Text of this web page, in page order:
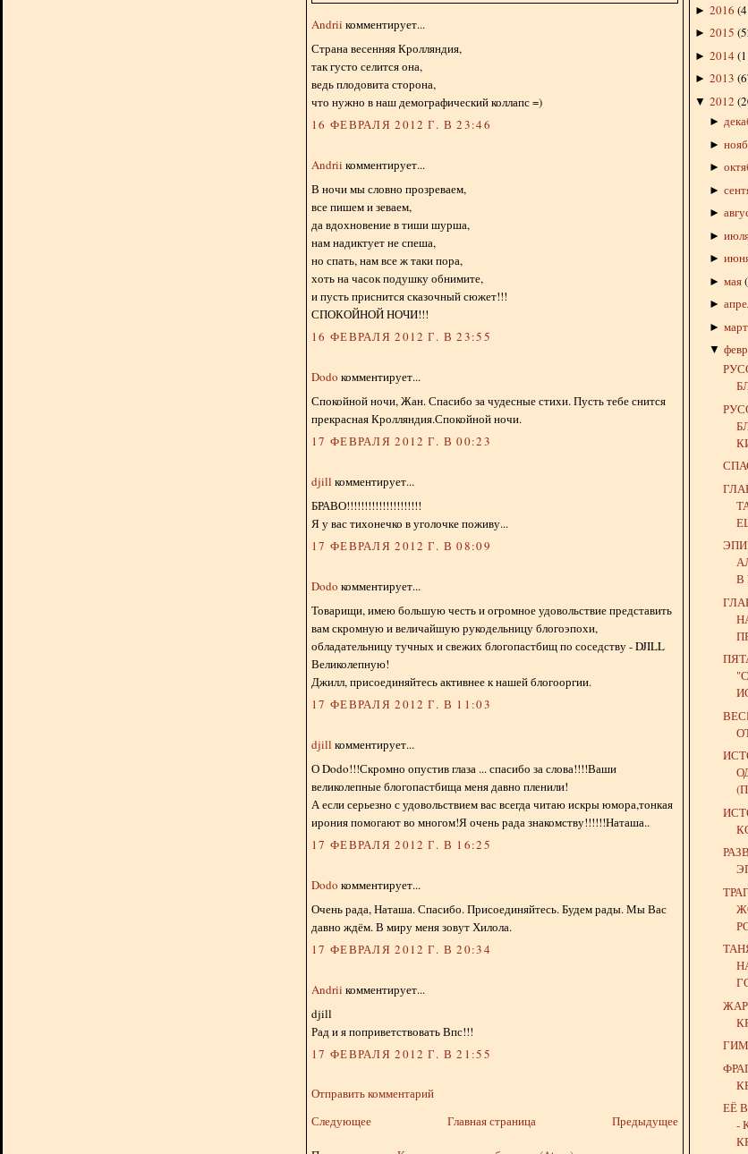
Andrii комментирует...
Страна весенняя Кролляндия,
так густо селится она,
ведь плодовита сторона,
что нужно в наш демографический коллапс =)
16 ФЕВРАЛЯ 2012 Г. В 23:46
Andrii комментирует...
В ночи мы словно прозреваем,
все пишем и зеваем,
да вдохновение в тиши шурша,
нам надиктует не спеша,
но спать, нам все ж таки пора,
хоть на часок подушку обнимите,
и пусть приснится сказочный сюжет!!!
СПОКОЙНОЙ НОЧИ!!!
16 ФЕВРАЛЯ 2012 Г. В 23:55
Dodo комментирует...
Спокойной ночи, Жан. Спасибо за чудесные стихи. Пусть тебе снится
прекрасная Кролляндия.Спокойной ночи.
17 ФЕВРАЛЯ 2012 Г. В 00:23
djill комментирует...
БРАВО!!!!!!!!!!!!!!!!!!!!!
Я у вас тихонечко в уголочке поживу...
17 ФЕВРАЛЯ 2012 Г. В 08:09
Dodo комментирует...
Товарищи, имею большую честь и огромное удовольствие представить
вам скромную и величайшую рукодельницу блогоэпохи,
обладательницу тучных и свежих блогопастбищ по соседству - DJILL
Великолепную!
Джилл, присоединяйтесь активнее к нашей блогооргии.
17 ФЕВРАЛЯ 2012 Г. В 11:03
djill комментирует...
О Dodo!!!Скромно опустив глаза ... спасибо за слова!!!!Ваши
великолепные блогопастбища меня давно пленили!
А если серьезно с удовольствием вас всегда читаю искры юмора,тонкая
ирония помогают во многом!Я очень рада знакомству!!!!!!Наташа..
17 ФЕВРАЛЯ 2012 Г. В 16:25
Dodo комментирует...
Очень рада, Наташа. Спасибо. Присоединяйтесь. Будем рады. Мы Вас
давно ждём. В миру меня зовут Хилола.
17 ФЕВРАЛЯ 2012 Г. В 20:34
Andrii комментирует...
djill
Рад и я поприветствовать Впс!!!
17 ФЕВРАЛЯ 2012 Г. В 21:55
Отправить комментарий
Следующее
Предыдущее
Главная страница
► 2016 (
► 2015 (
► 2014 (
► 2013 (
▼ 2012 (
►
►
►
►
►
►
►
► мая(
►
►
▼
В
ЕЁ
-